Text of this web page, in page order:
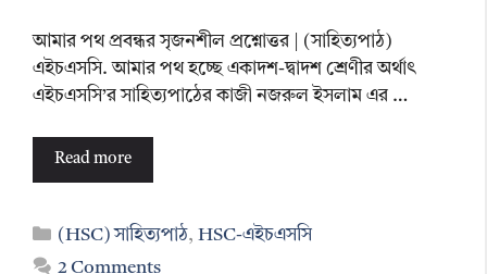
আমার পথ প্রবন্ধর সৃজনশীল প্রশ্নোত্তর | (সাহিত্যপাঠ)
এইচএসসি. আমার পথ হচ্ছে একাদশ-দ্বাদশ শ্রেণীর অর্থাৎ
এইচএসসি’র সাহিত্যপাঠের কাজী নজরুল ইসলাম এর …
Read more
Categories
(HSC) সাহিত্যপাঠ,HSC-এইচএসসি
2 Comments